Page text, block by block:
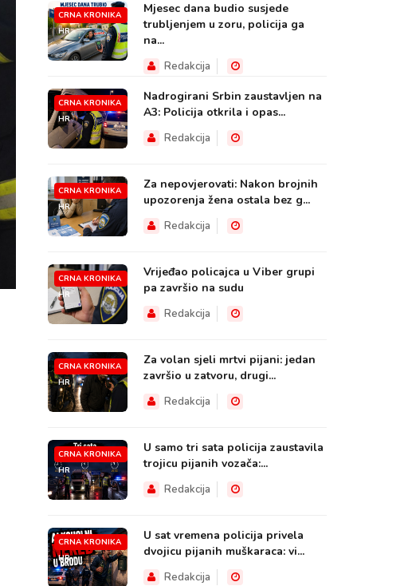
CRNA KRONIKA
HR
Mjesec dana budio susjede
trubljenjem u zoru, policija ga
na...
Redakcija
CRNA KRONIKA
HR
Nadrogirani Srbin zaustavljen na
A3: Policija otkrila i opas...
Redakcija
CRNA KRONIKA
HR
Za nepovjerovati: Nakon brojnih
upozorenja žena ostala bez g...
Redakcija
CRNA KRONIKA
HR
Vrijeđao policajca u Viber grupi
pa završio na sudu
Redakcija
CRNA KRONIKA
HR
Za volan sjeli mrtvi pijani: jedan
završio u zatvoru, drugi...
Redakcija
CRNA KRONIKA
HR
U samo tri sata policija zaustavila
trojicu pijanih vozača:...
Redakcija
CRNA KRONIKA
HR
U sat vremena policija privela
dvojicu pijanih muškaraca: vi...
Redakcija